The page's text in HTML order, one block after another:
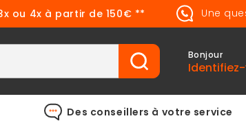
ou 4x à partir de 150€ ** Une
Bonjour
Des conseillers à votre service